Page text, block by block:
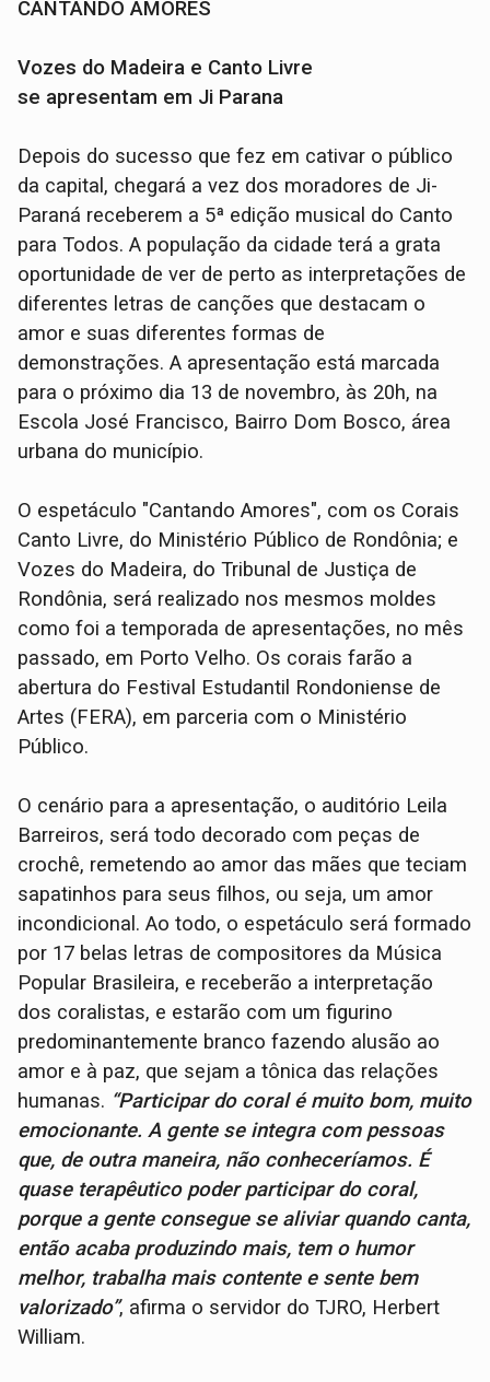
CANTANDO AMORES
Vozes do Madeira e Canto Livre
se apresentam em Ji Parana
Depois do sucesso que fez em cativar o público
da capital, chegará a vez dos moradores de Ji-
Paraná receberem a 5ª edição musical do Canto
para Todos. A população da cidade terá a grata
oportunidade de ver de perto as interpretações de
diferentes letras de canções que destacam o
amor e suas diferentes formas de
demonstrações. A apresentação está marcada
para o próximo dia 13 de novembro, às 20h, na
Escola José Francisco, Bairro Dom Bosco, área
urbana do município.
O espetáculo "Cantando Amores", com os Corais
Canto Livre, do Ministério Público de Rondônia; e
Vozes do Madeira, do Tribunal de Justiça de
Rondônia, será realizado nos mesmos moldes
como foi a temporada de apresentações, no mês
passado, em Porto Velho. Os corais farão a
abertura do Festival Estudantil Rondoniense de
Artes (FERA), em parceria com o Ministério
Público.
O cenário para a apresentação, o auditório Leila
Barreiros, será todo decorado com peças de
crochê, remetendo ao amor das mães que teciam
sapatinhos para seus filhos, ou seja, um amor
incondicional. Ao todo, o espetáculo será formado
por 17 belas letras de compositores da Música
Popular Brasileira, e receberão a interpretação
dos coralistas, e estarão com um figurino
predominantemente branco fazendo alusão ao
amor e à paz, que sejam a tônica das relações
humanas. “Participar do coral é muito bom, muito
emocionante. A gente se integra com pessoas
que, de outra maneira, não conheceríamos. É
quase terapêutico poder participar do coral,
porque a gente consegue se aliviar quando canta,
então acaba produzindo mais, tem o humor
melhor, trabalha mais contente e sente bem
valorizado”, afirma o servidor do TJRO, Herbert
William.